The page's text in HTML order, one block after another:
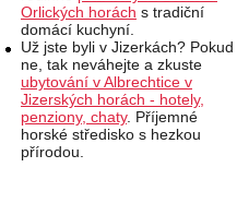
Orlických horách s tradiční
domácí kuchyní.
Už jste byli v Jizerkách? Pokud
ne, tak neváhejte a zkuste
ubytování v Albrechtice v
Jizerských horách - hotely,
penziony, chaty. Příjemné
horské středisko s hezkou
přírodou.